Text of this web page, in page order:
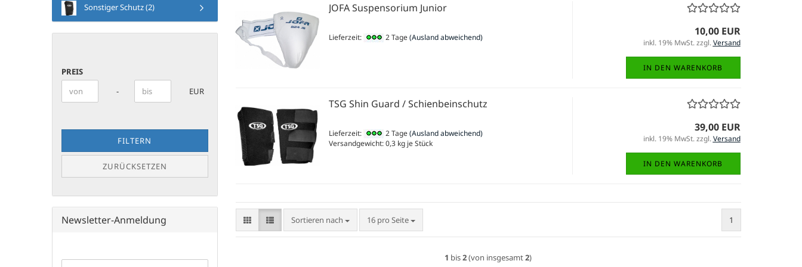
JOFA Suspensorium Junior
Lieferzeit: 2 Tage (Ausland abweichend) 10,00 EUR
inkl. 19% MwSt. zzgl.Versand
IN DEN WARENKORB
TSG Shin Guard / Schienbeinschutz
Lieferzeit: 2 Tage (Ausland abweichend)
Versandgewicht:0,3kg je Stück
39,00 EUR
inkl. 19% MwSt. zzgl.Versand
IN DEN WARENKORB
Sortieren nach
Sortieren nach 16 pro Seite
pro Seite 1
1 bis2(von insgesamt2)
Sonstiger Schutz (2)
PREIS
Preis bis
- EUR
FILTERN
ZURÜCKSETZEN
Newsletter-Anmeldung